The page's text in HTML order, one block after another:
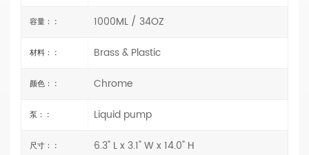
容量： : 1000ML / 34OZ
材料： : Brass & Plastic
颜色： : Chrome
泵： : Liquid pump
尺寸： : 6.3" L x 3.1" W x 14.0" H